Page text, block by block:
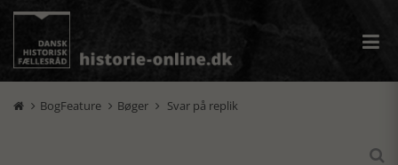
 BogFeature  Bøger  Svar på replik
